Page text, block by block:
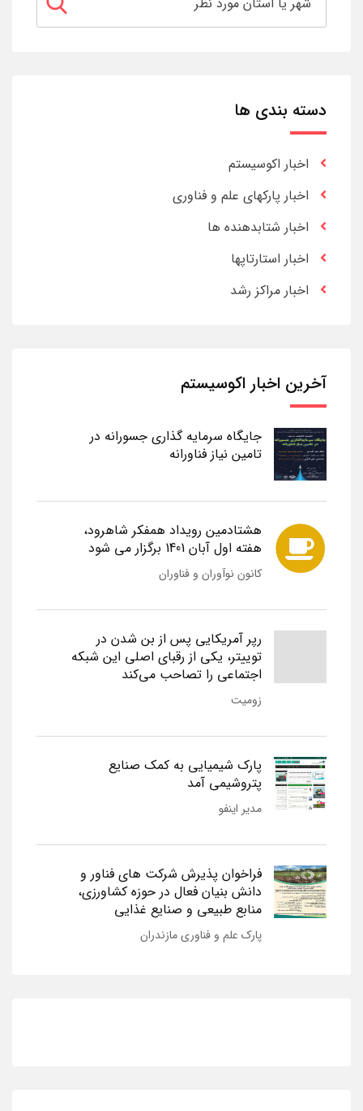
دسته بندی ها
اخبار اکوسیستم
اخبار پارکهای علم و فناوری
اخبار شتابدهنده ها
اخبار استارتاپها
اخبار مراکز رشد
آخرین اخبار اکوسیستم
جایگاه سرمایه گذاری جسورانه در
تامین نیاز فناورانه
هشتادمین رویداد همفکر شاهرود،
هفته اول آبان 1401 برگزار می شود
کانون نوآوران و فناوران
رپر آمریکایی پس از بن شدن در
توییتر، یکی از رقبای اصلی این شبکه
اجتماعی را تصاحب می‌کند
زومیت
پارک شیمیایی به کمک صنایع
پتروشیمی آمد
مدیر اینفو
فراخوان پذیرش شرکت های فناور و
دانش بنیان فعال در حوزه کشاورزی،
منابع طبیعی و صنایع غذایی
پارک علم و فناوری مازندران